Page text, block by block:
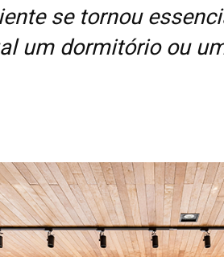
se tornou
um dormitório ou